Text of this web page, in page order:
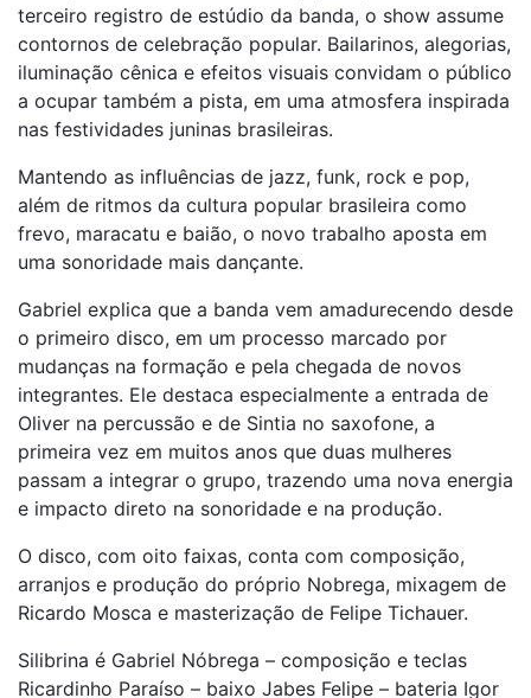
terceiro registro de estúdio da banda, o show assume
contornos de celebração popular. Bailarinos, alegorias,
iluminação cênica e efeitos visuais convidam o público
a ocupar também a pista, em uma atmosfera inspirada
nas festividades juninas brasileiras.
Mantendo as influências de jazz, funk, rock e pop,
além de ritmos da cultura popular brasileira como
frevo, maracatu e baião, o novo trabalho aposta em
uma sonoridade mais dançante.
Gabriel explica que a banda vem amadurecendo desde
o primeiro disco, em um processo marcado por
mudanças na formação e pela chegada de novos
integrantes. Ele destaca especialmente a entrada de
Oliver na percussão e de Sintia no saxofone, a
primeira vez em muitos anos que duas mulheres
passam a integrar o grupo, trazendo uma nova energia
e impacto direto na sonoridade e na produção.
O disco, com oito faixas, conta com composição,
arranjos e produção do próprio Nobrega, mixagem de
Ricardo Mosca e masterização de Felipe Tichauer.
Silibrina é Gabriel Nóbrega – composição e teclas
Ricardinho Paraíso – baixo Jabes Felipe – bateria Igor